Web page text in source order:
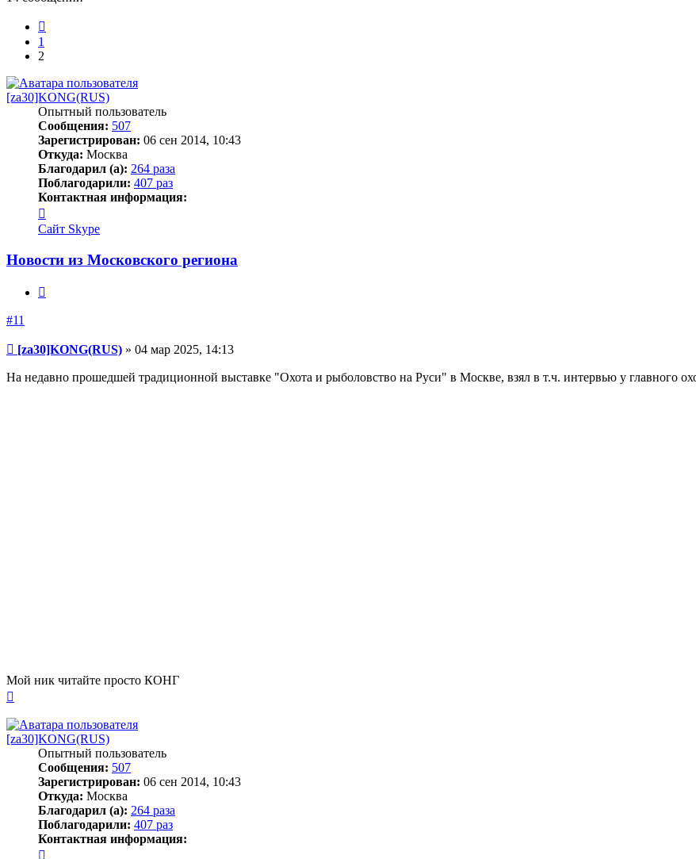
1
2
[za30]KONG(RUS)
Опытный пользователь
Сообщения: 507
Зарегистрирован: 06 сен 2014, 10:43
Откуда: Москва
Благодарил (а): 264 раза
Поблагодарили: 407 раз
Контактная информация:
информация
пользователя
[za30]KONG(RUS)
Сайт Skype
Новости из Московского региона
#11
Сообщение
[za30]KONG(RUS) » 04 мар 2025, 14:13
На недавно прошедшей традиционной выставке "Охота и рыболовство на Руси" в Москве, взял в т.ч. интервью у главного
Мой ник читайте просто КОНГ
началу
[za30]KONG(RUS)
Опытный пользователь
Сообщения: 507
Зарегистрирован: 06 сен 2014, 10:43
Откуда: Москва
Благодарил (а): 264 раза
Поблагодарили: 407 раз
Контактная информация: